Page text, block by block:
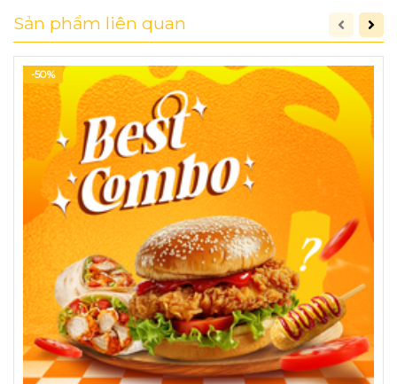
Combo bao gồm:
🍔 1 Burger Gà Mayo
🍗 1 Đùi Gà Rán Giòn
⭐ 1 Ly Pepsi
👉 Lên đơn ngay! 🍔🔥
👉Combo lý tưởng cho cặp đôi, bạn bè hoặc
team ăn xế vui vẻ no căng bụng!
HỆ THỐNG HAMBURGER TƯƠI -
NHƯỢNG QUYỀN THƯƠNG HIỆU
Hệ thống Hamburger TươiBURGERVIETlà một
Sản phẩm liên quan
-50%